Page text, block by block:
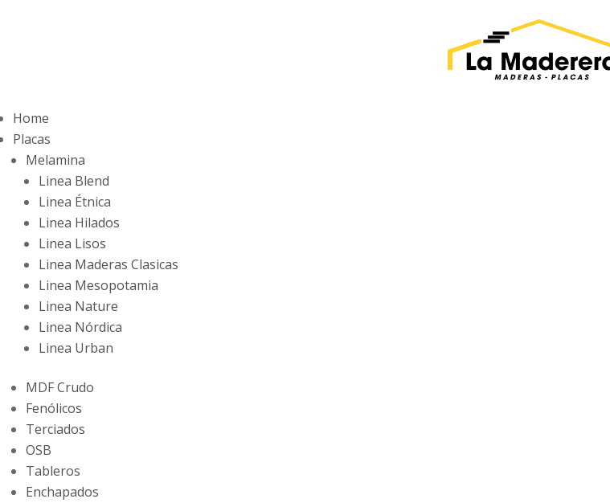
Home
Placas
Melamina
Linea Blend
Linea Étnica
Linea Hilados
Linea Lisos
Linea Maderas Clasicas
Linea Mesopotamia
Linea Nature
Linea Nórdica
Linea Urban
MDF Crudo
Fenólicos
Terciados
OSB
Tableros
Enchapados